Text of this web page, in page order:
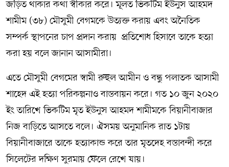
জড়িত থাকার কথা স্বীকার করে। মূলত ভিকটিম ইউনুস আহমদ
শামীম (৩৮) মৌসুমী বেগমকে উত্যক্ত করায় এবং অনৈতিক
সম্পর্ক স্থাপনের চাপ প্রদান করায় প্রতিশোধ হিসাবে তাকে হত্যা
করা হয় বলে জানান আসামীরা।
এতে মৌসুমী বেগমের স্বামী রুহুল আমীন ও বন্ধু পলাতক আসামী
শাহেদ এই হত্যা পরিকল্পনাও বাস্তবায়ন করে। গত ১০ জুন ২০২০
ইং তারিখে ভিকটিম মৃত ইউনুস আহমদ শামীমকে বিয়ানীবাজার
নিজ বাড়িতে আসতে বলে। ঐসময় অনুমানিক রাত ১টায়
বিয়ানীবাজারে তাকে হত্যাকান্ড করে তার মৃতদেহ বস্তাবন্দী করে
সিলেটের দক্ষিণ সুরমায় ফেলে রেখে যায়।